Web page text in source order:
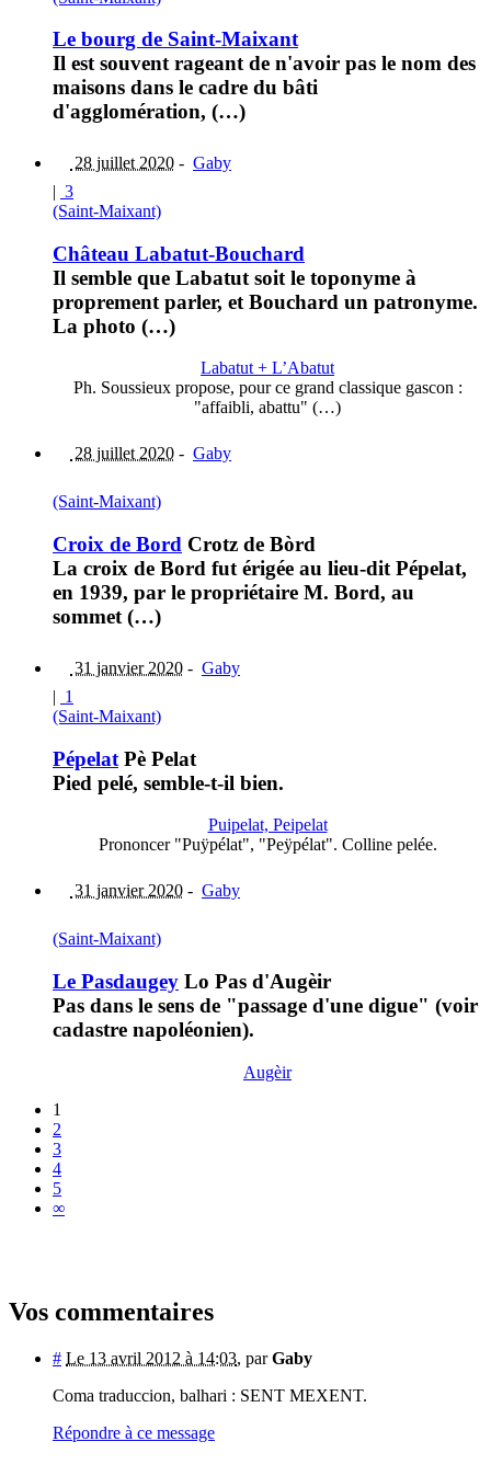
Le bourg de Saint-Maixant
Il est souvent rageant de n'avoir pas le nom des
maisons dans le cadre du bâti
d'agglomération, (…)
28 juillet 2020 - Gaby
| 3
(Saint-Maixant)
Château Labatut-Bouchard
Il semble que Labatut soit le toponyme à
proprement parler, et Bouchard un patronyme.
La photo (…)
Labatut + L’Abatut
Ph. Soussieux propose, pour ce grand classique gascon :
"affaibli, abattu" (…)
28 juillet 2020 - Gaby
(Saint-Maixant)
Croix de Bord Crotz de Bòrd
La croix de Bord fut érigée au lieu-dit Pépelat,
en 1939, par le propriétaire M. Bord, au
sommet (…)
31 janvier 2020 - Gaby
| 1
(Saint-Maixant)
Pépelat Pè Pelat
Pied pelé, semble-t-il bien.
Puipelat, Peipelat
Prononcer "Puÿpélat", "Peÿpélat". Colline pelée.
31 janvier 2020 - Gaby
(Saint-Maixant)
Le Pasdaugey Lo Pas d'Augèir
Pas dans le sens de "passage d'une digue" (voir
cadastre napoléonien).
Augèir
1
2
3
4
5
∞
Vos commentaires
# Le 13 avril 2012 à 14:03, parGaby
Coma traduccion, balhari : SENT MEXENT.
Répondre à ce message